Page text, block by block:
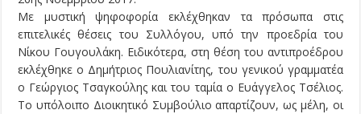
Με μυστική ψηφοφορία εκλέχθηκαν τα πρόσωπα στις
επιτελικές θέσεις του Συλλόγου, υπό την προεδρία του
Νίκου Γουγουλάκη. Ειδικότερα, στη θέση του αντιπροέδρου
εκλέχθηκε ο Δημήτριος Πουλιανίτης, του γενικού γραμματέα
ο Γεώργιος Τσαγκούλης και του ταμία ο Ευάγγελος Τσέλιος.
Το υπόλοιπο Διοικητικό Συμβούλιο απαρτίζουν, ως μέλη, οι